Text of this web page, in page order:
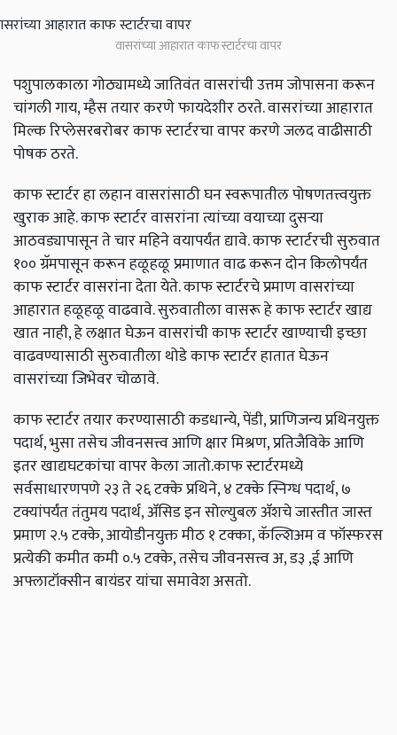
वासरांच्या आहारात काफ स्टार्टरचा वापर
पशुपालकाला गोठ्यामध्ये जातिवंत वासरांची उत्तम जोपासना करून
चांगली गाय, म्हैस तयार करणे फायदेशीर ठरते. वासरांच्या आहारात
मिल्क रिप्लेसरबरोबर काफ स्टार्टरचा वापर करणे जलद वाढीसाठी
पोषक ठरते.
काफ स्टार्टर हा लहान वासरांसाठी घन स्वरूपातील पोषणतत्त्वयुक्त
खुराक आहे. काफ स्टार्टर वासरांना त्यांच्या वयाच्या दुसऱ्या
आठवड्यापासून ते चार महिने वयापर्यंत द्यावे. काफ स्टार्टरची सुरुवात
१०० ग्रॅमपासून करून हळूहळू प्रमाणात वाढ करून दोन किलोपर्यंत
काफ स्टार्टर वासरांना देता येते. काफ स्टार्टरचे प्रमाण वासरांच्या
आहारात हळूहळू वाढवावे. सुरुवातीला वासरू हे काफ स्टार्टर खाद्य
खात नाही, हे लक्षात घेऊन वासरांची काफ स्टार्टर खाण्याची इच्छा
वाढवण्यासाठी सुरुवातीला थोडे काफ स्टार्टर हातात घेऊन
वासरांच्या जिभेवर चोळावे.
काफ स्टार्टर तयार करण्यासाठी कडधान्ये, पेंडी, प्राणिजन्य ‍प्रथिनयुक्त
पदार्थ, भुसा तसेच जीवनसत्त्व आणि क्षार मिश्रण, प्रतिजैविके आणि
इतर खाद्यघटकांचा वापर केला जातो.काफ स्टार्टरमध्ये
सर्वसाधारणपणे २३ ते २६ टक्के प्रथिने, ४ टक्के स्निग्ध पदार्थ, ७
टक्यांपर्यंत तंतुमय पदार्थ, ॲसिड इन सोल्युबल ॲशचे जास्तीत जास्त
प्रमाण २.५ टक्के, आयोडीनयुक्त मीठ १ टक्का, कॅल्शिअम व फॉस्फरस
प्रत्येकी कमीत कमी ०.५ टक्के, तसेच जीवनसत्त्व अ, ड३ ,ई आणि
अफ्लाटॉक्सीन बायंडर यांचा समावेश असतो.